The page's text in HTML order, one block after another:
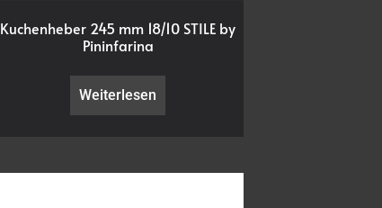
Kuchenheber 245 mm 18/10 STILE by
Pininfarina
Weiterlesen